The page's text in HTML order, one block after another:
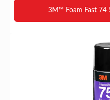
3M™ Foam Fast 74